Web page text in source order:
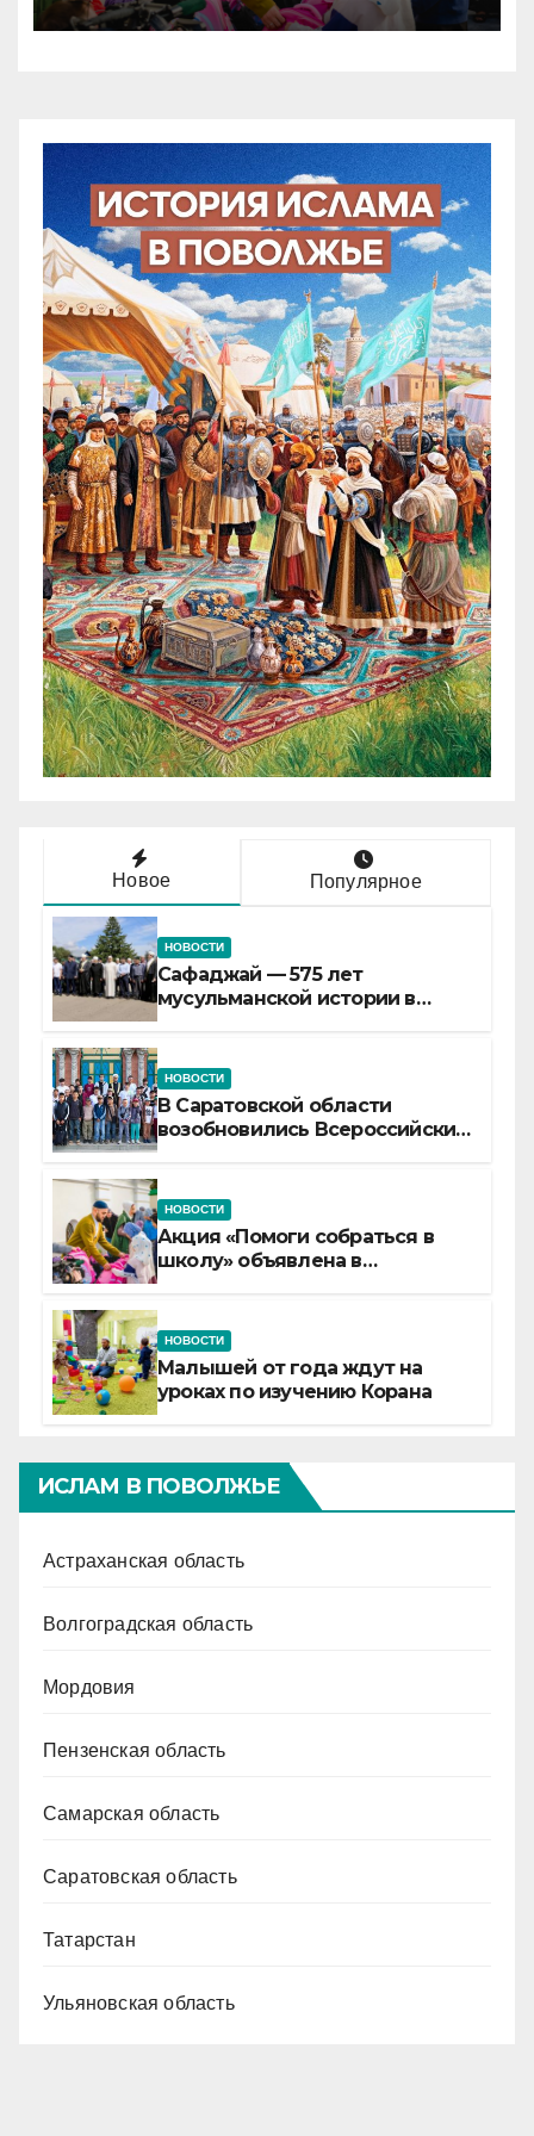
Новое Популярное
НОВОСТИ
Сафаджай — 575 лет
мусульманской истории в
НОВОСТИ
В Саратовской области
возобновились Всероссийские
НОВОСТИ
Акция «Помоги собраться в
школу» объявлена в
НОВОСТИ
Малышей от года ждут на
уроках по изучению Корана
ИСЛАМ В ПОВОЛЖЬЕ
Астраханская область
Волгоградская область
Мордовия
Пензенская область
Самарская область
Саратовская область
Татарстан
Ульяновская область